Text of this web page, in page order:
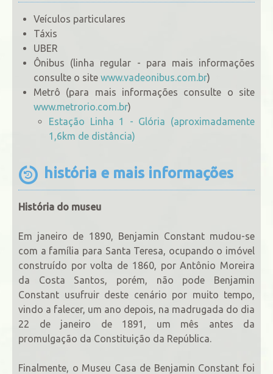
Veículos particulares
Táxis
UBER
Ônibus (linha regular - para mais informações
consulte o site www.vadeonibus.com.br)
Metrô (para mais informações consulte o site
www.metrorio.com.br)
Estação Linha 1 - Glória (aproximadamente
1,6km de distância)
história e mais informações
História do museu
Em janeiro de 1890, Benjamin Constant mudou-se
com a família para Santa Teresa, ocupando o imóvel
construído por volta de 1860, por Antônio Moreira
da Costa Santos, porém, não pode Benjamin
Constant usufruir deste cenário por muito tempo,
vindo a falecer, um ano depois, na madrugada do dia
22 de janeiro de 1891, um mês antes da
promulgação da Constituição da República.
Finalmente, o Museu Casa de Benjamin Constant foi